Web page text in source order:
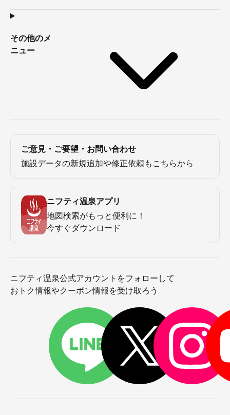
その他のメ
ニュー
ご意見・ご要望・お問い合わせ
施設データの新規追加や修正依頼もこちらから
ニフティ温泉アプリ
地図検索がもっと便利に！
今すぐダウンロード
ニフティ温泉公式アカウントをフォローして
おトク情報やクーポン情報を受け取ろう